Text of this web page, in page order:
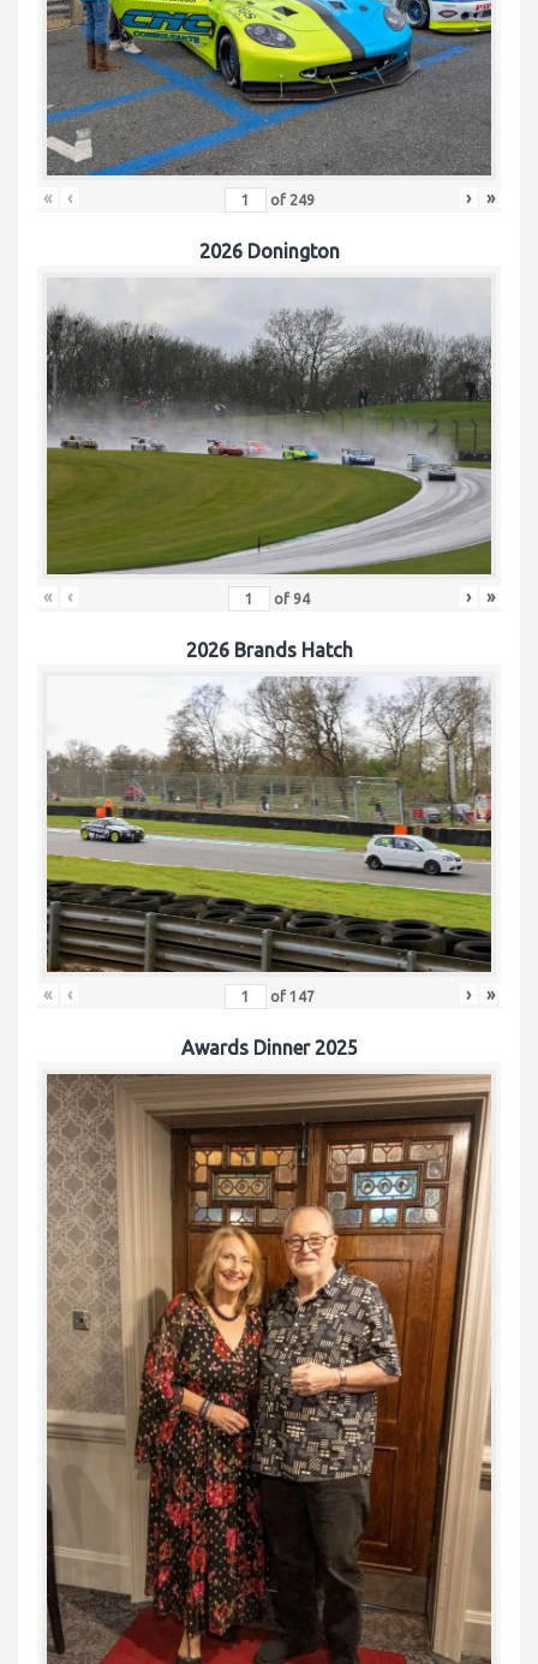
« ‹ of 249 › »
2026 Donington
« ‹ of 94 › »
2026 Brands Hatch
« ‹ of 147 › »
Awards Dinner 2025